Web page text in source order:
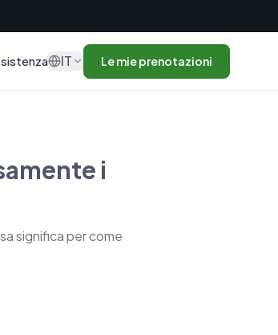
IT Le mie prenotazioni
i
significa per come